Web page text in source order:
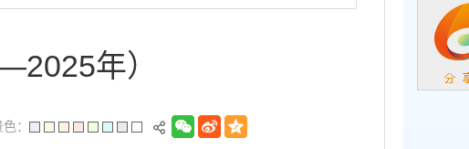
年）
：
政务微信